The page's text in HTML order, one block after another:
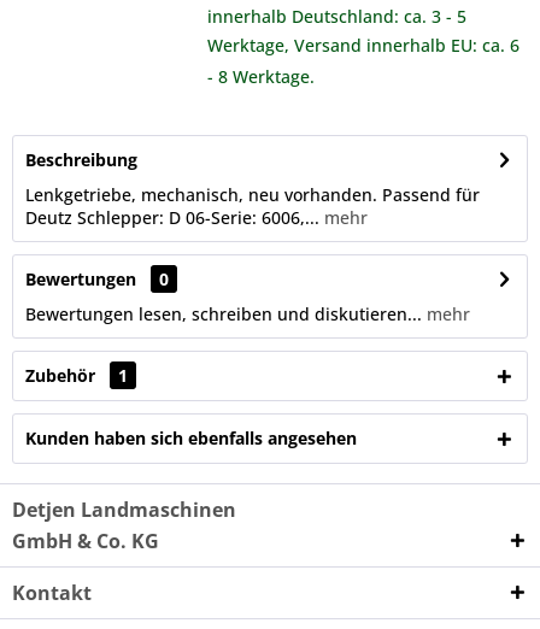
innerhalb Deutschland: ca. 3 - 5
Werktage, Versand innerhalb EU: ca. 6
- 8 Werktage.
Beschreibung
Lenkgetriebe, mechanisch, neu vorhanden. Passend für
Deutz Schlepper: D 06-Serie: 6006,... mehr
Bewertungen
0
Bewertungen lesen, schreiben und diskutieren... mehr
Zubehör 1
Kunden haben sich ebenfalls angesehen
Detjen Landmaschinen
GmbH & Co. KG
Kontakt